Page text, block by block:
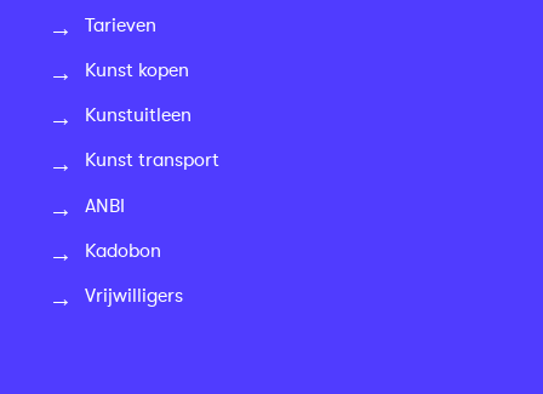
Tarieven
Kunst kopen
Kunstuitleen
Kunst transport
ANBI
Kadobon
Vrijwilligers